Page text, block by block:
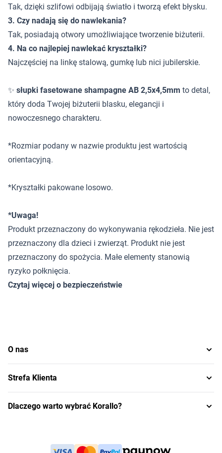
Tak, dzięki szlifowi odbijają światło i tworzą efekt błysku.
3. Czy nadają się do nawlekania?
Tak, posiadają otwory umożliwiające tworzenie biżuterii.
4. Na co najlepiej nawlekać kryształki?
Najczęściej na linkę stalową, gumkę lub nici jubilerskie.
✨ słupki fasetowane shampagne AB 2,5x4,5mm to detal,
który doda Twojej biżuterii blasku, elegancji i
nowoczesnego charakteru.
*Rozmiar podany w nazwie produktu jest wartością
orientacyjną.
*Kryształki pakowane losowo.
*Uwaga!
Produkt przeznaczony do wykonywania rękodzieła. Nie jest
przeznaczony dla dzieci i zwierząt. Produkt nie jest
przeznaczony do spożycia. Małe elementy stanowią
ryzyko połknięcia.
Czytaj więcej o bezpieczeństwie
O nas
Strefa Klienta
Dlaczego warto wybrać Korallo?